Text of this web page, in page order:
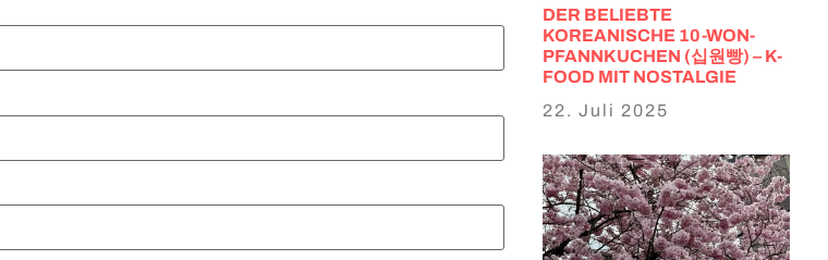
DER BELIEBTE
KOREANISCHE 10-WON-
PFANNKUCHEN (십원빵) – K-
FOOD MIT NOSTALGIE
22. Juli 2025